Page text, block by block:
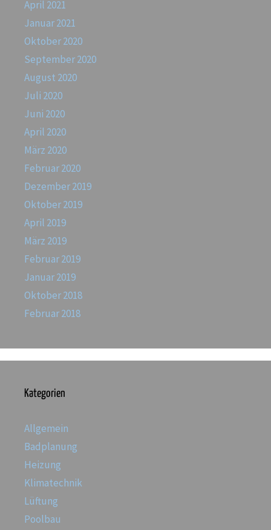
April 2021
Januar 2021
Oktober 2020
September 2020
August 2020
Juli 2020
Juni 2020
April 2020
März 2020
Februar 2020
Dezember 2019
Oktober 2019
April 2019
März 2019
Februar 2019
Januar 2019
Oktober 2018
Februar 2018
Kategorien
Allgemein
Badplanung
Heizung
Klimatechnik
Lüftung
Poolbau